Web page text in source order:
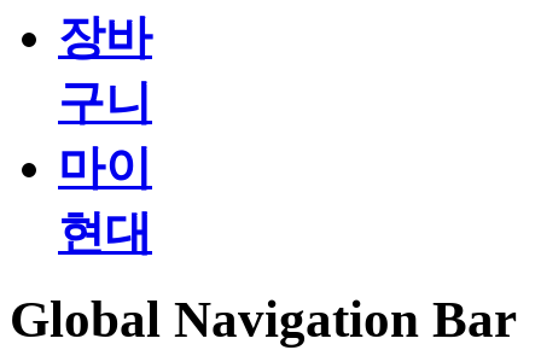
장바
구니
마이
현대
Global Navigation Bar